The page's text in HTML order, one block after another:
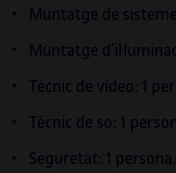
Muntatge de
Muntatge
Tècnic de vídeo: 1
Tècnic de so: 1
Seguretat: 1 persona.
digitals i motors
se centra en la
Vilanova també
l’educació
artística. Ha
de quinze anys i